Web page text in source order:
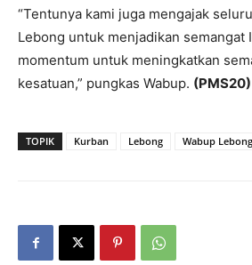
“Tentunya kami juga mengajak
Lebong untuk menjadikan semangat
momentum untuk meningkatkan
kesatuan,” pungkas Wabup. (PMS20)
TOPIK Kurban Lebong Wabup